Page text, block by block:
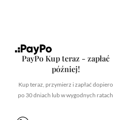
PayPo Kup teraz - zapłać
później!
Kup teraz, przymierz i zapłać dopiero
po 30 dniach lub w wygodnych ratach